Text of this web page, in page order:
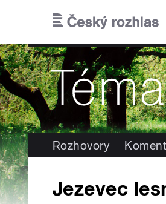
Rozhovory
Jezevec